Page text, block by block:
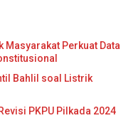
Masyarakat Perkuat Data
Bahlil soal Listrik
PKPU Pilkada 2024